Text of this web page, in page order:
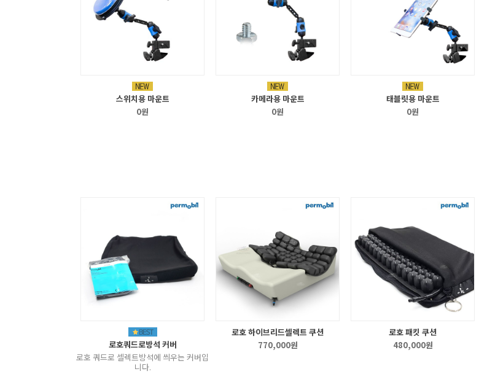
스위치용 마운트
0원
카메라용 마운트
0원
태블릿용 마운트
0원
로호쿼드로방석 커버
로호 쿼드로 셀렉트방석에 씌우는 커버입
니다.
로호 하이브리드셀렉트 쿠션
770,000원
로호 패킷 쿠션
480,000원